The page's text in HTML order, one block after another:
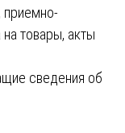
приемно-
товары, акты
сведения об